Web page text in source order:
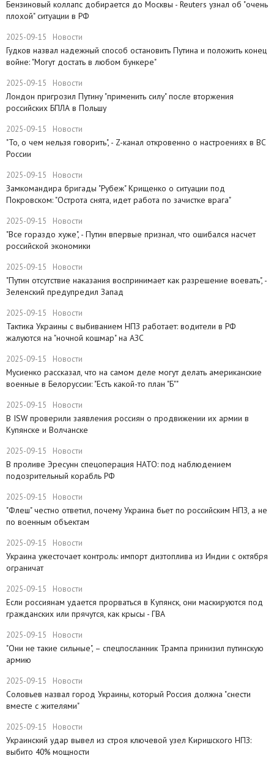
​Бензиновый коллапс добирается до Москвы - Reuters узнал об "очень
плохой" ситуации в РФ
2025-09-15 Новости
Гудков назвал надежный способ остановить Путина и положить конец
войне: "Могут достать в любом бункере"
2025-09-15 Новости
Лондон пригрозил Путину "применить силу" после вторжения
российских БПЛА в Польшу
2025-09-15 Новости
"То, о чем нельзя говорить", - Z-канал откровенно о настроениях в ВС
России
2025-09-15 Новости
Замкомандира бригады "Рубеж" Крищенко​ о ситуации под
Покровском: "Острота снята, идет работа по зачистке врага"
2025-09-15 Новости
"Все гораздо хуже", - Путин впервые признал, что ошибался насчет
российской экономики
2025-09-15 Новости
​"Путин отсутствие наказания воспринимает как разрешение воевать", -
Зеленский предупредил Запад
2025-09-15 Новости
Тактика Украины с выбиванием НПЗ работает: водители в РФ
жалуются на "ночной кошмар" на АЗС
2025-09-15 Новости
Мусиенко рассказал, что на самом деле могут делать американские
военные в Белоруссии: "Есть какой-то план "Б""
2025-09-15 Новости
В ISW проверили заявления россиян о продвижении их армии в
Купянске и Волчанске
2025-09-15 Новости
​В проливе Эресунн спецоперация НАТО: под наблюдением
подозрительный корабль РФ
2025-09-15 Новости
"Флеш" честно ответил, почему Украина бьет по российским НПЗ, а не
по военным объектам
2025-09-15 Новости
Украина ужесточает контроль: импорт дизтоплива из Индии с октября
ограничат
2025-09-15 Новости
Если россиянам удается прорваться в Купянск, они маскируются под
гражданских или прячутся, как крысы - ГВА
2025-09-15 Новости
"Они не такие сильные", – спецпосланник Трампа принизил путинскую
армию
2025-09-15 Новости
Соловьев назвал город Украины, который Россия должна "снести
вместе с жителями"
2025-09-15 Новости
​Украинский удар вывел из строя ключевой узел Киришского НПЗ:
выбито 40% мощности